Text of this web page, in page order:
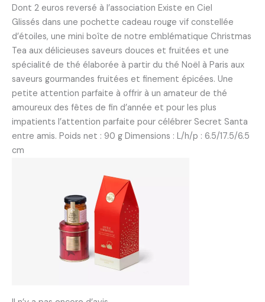
Dont 2 euros reversé à l’association Existe en Ciel
Glissés dans une pochette cadeau rouge vif constellée
d’étoiles, une mini boîte de notre emblématique Christmas
Tea aux délicieuses saveurs douces et fruitées et une
spécialité de thé élaborée à partir du thé Noël à Paris aux
saveurs gourmandes fruitées et finement épicées. Une
petite attention parfaite à offrir à un amateur de thé
amoureux des fêtes de fin d’année et pour les plus
impatients l’attention parfaite pour célébrer Secret Santa
entre amis. Poids net : 90 g Dimensions : L/h/p : 6.5/17.5/6.5
cm